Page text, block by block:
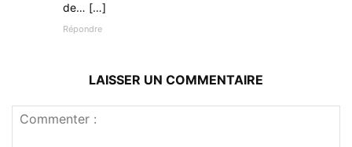
de… […]
Répondre
LAISSER UN COMMENTAIRE